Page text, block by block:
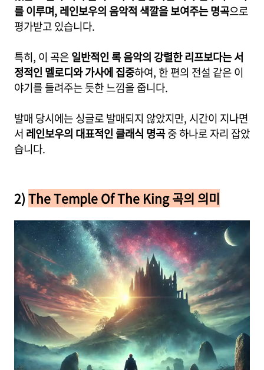
를 이루며, 레인보우의 음악적 색깔을 보여주는 명곡으로
평가받고 있습니다.
특히, 이 곡은일반적인 록 음악의 강렬한 리프보다는 서
정적인 멜로디와 가사에 집중하여, 한 편의 전설 같은 이
야기를 들려주는 듯한 느낌을 줍니다.
발매 당시에는 싱글로 발매되지 않았지만, 시간이 지나면
서 레인보우의 대표적인 클래식 명곡중 하나로 자리 잡았
습니다.
2)The Temple Of The King 곡의 의미